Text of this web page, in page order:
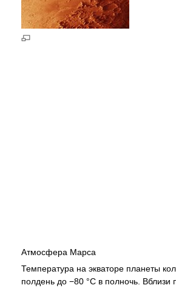
Атмосфера Марса
Температура на экваторе планеты
полдень до −80 °С в полночь. Вблизи